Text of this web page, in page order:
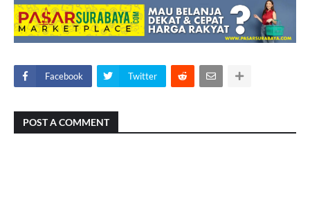
Facebook Twitter
POST A COMMENT